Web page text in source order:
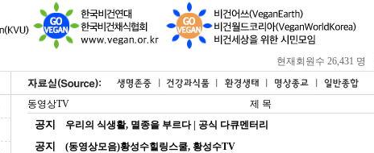
현재회원수 26,431 명
동영상TV 제 목
공지 우리의 식생활, 멸종을 부르다 | 공식 다큐멘터리
공지 (동영상모음)황성수힐링스쿨, 황성수TV